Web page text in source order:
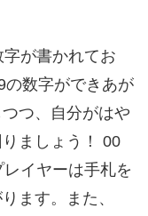
が書かれてお
の数字ができあが
つ、自分がはや
ましょう！ 00
イヤーは手札を
ます。また、